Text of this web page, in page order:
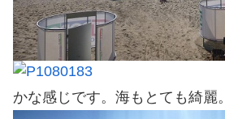
かな感じです。海もとても綺麗。